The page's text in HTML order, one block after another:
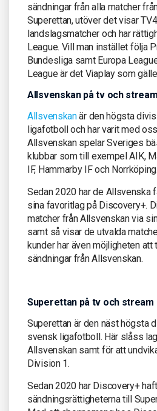
sändningar från alla matcher
Superettan, utöver det visar
landslagsmatcher och har
League. Vill man instället följa
Bundesliga samt Europa
League är det Viaplay som
Allsvenskan på tv och stream
Allsvenskanär den högsta
ligafotboll och har varit med
Allsvenskan spelar Sveriges
klubbar som till exempel AIK,
IF, Hammarby IF och Norrköping.
Sedan 2020 har de Allsvenska
sina favoritlag på Discovery+.
matcher från Allsvenskan via
samt så visar de utvalda
kunder har även möjligheten
sändningar från Allsvenskan.
Superettan på tv och stream
Superettan är den näst högsta
svensk ligafotboll. Här slåss
Allsvenskan samt för att
Division 1.
Sedan 2020 har Discovery+ haft
sändningsrättigheterna till